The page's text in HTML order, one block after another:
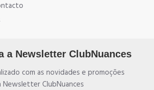
a Newsletter ClubNuances
com as novidades e promoções
ClubNuances